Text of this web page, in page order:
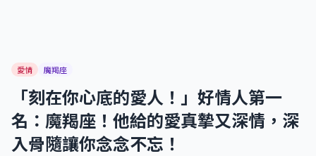
愛情 魔羯座
「刻在你心底的愛人！」好情人第一
名：魔羯座！他給的愛真摯又深情，深
入骨隨讓你念念不忘！